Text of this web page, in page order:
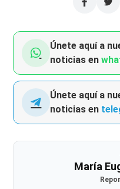
Únete aquí a
noticias en
Únete aquí a
noticias en
María